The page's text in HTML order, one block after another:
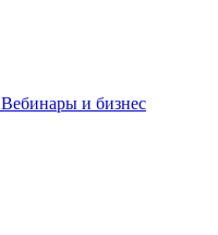
Вебинары и бизнес